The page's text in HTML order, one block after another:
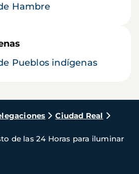
Hambre
Pueblos indígenas
Ciudad Real
de las 24 Horas para iluminar